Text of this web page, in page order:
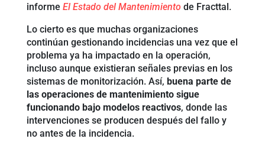
informe El Estado del Mantenimiento de Fracttal.
Lo cierto es que muchas organizaciones
continúan gestionando incidencias una vez que el
problema ya ha impactado en la operación,
incluso aunque existieran señales previas en los
sistemas de monitorización. Así, buena parte de
las operaciones de mantenimiento sigue
funcionando bajo modelos reactivos, donde las
intervenciones se producen después del fallo y
no antes de la incidencia.